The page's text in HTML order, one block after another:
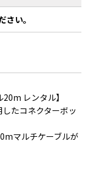
さい。
レンタル】
たコネクターボッ
マルチケーブルが